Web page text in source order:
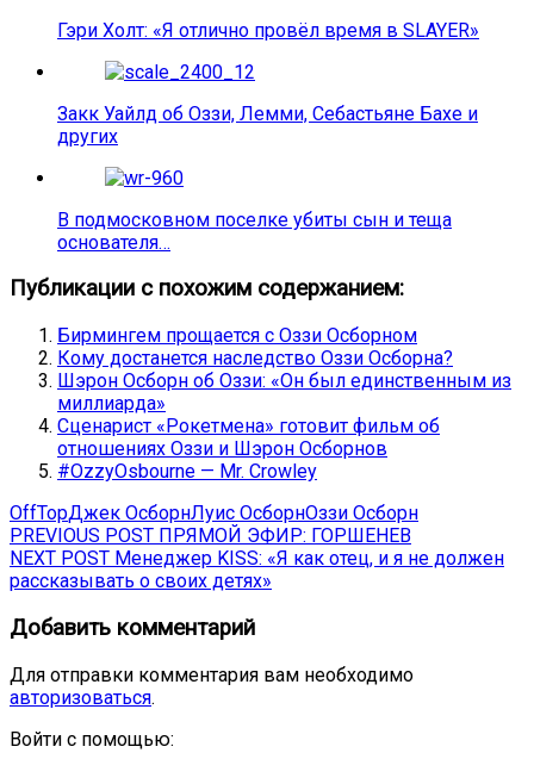
Гэри Холт: «Я отлично провёл время в SLAYER»
Закк Уайлд об Оззи, Лемми, Себастьяне Бахе и
других
В подмосковном поселке убиты сын и теща
основателя…
Публикации с похожим содержанием:
Бирмингем прощается с Оззи Осборном
Кому достанется наследство Оззи Осборна?
Шэрон Осборн об Оззи: «Он был единственным из
миллиарда»
Сценарист «Рокетмена» готовит фильм об
отношениях Оззи и Шэрон Осборнов
#OzzyOsbourne — Mr. Crowley
OffTopДжек ОсборнЛуис ОсборнОззи Осборн
Навигация
по
PREVIOUS POST Previous
post:
ПРЯМОЙ ЭФИР: ГОРШЕНЕВ
NEXT POST Next
post:
Менеджер KISS: «Я как отец, и я не должен
рассказывать о своих детях»
Добавить комментарий
Для отправки комментария вам необходимо
авторизоваться.
Войти с помощью: